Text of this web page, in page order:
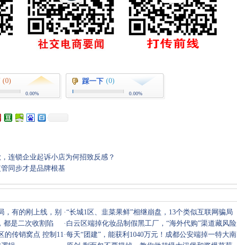
(0)
0.00%
踩一下 (0)
0.00%
连锁企业起诉小店为何招致反感？
同步才是品牌根基
收藏 挑错 推荐 打印
，有的刚上线，别 ·“长城1区、韭菜果鲜”相继崩盘，13个类似互联网骗局
曝光
都是二次收割陷
· 白云区端掉化妆品制假黑工厂，“海外代购”渠道藏风险
需警惕
的传销窝点 控制11·每天“团建”，能获利1040万元！成都公安端掉一特大南